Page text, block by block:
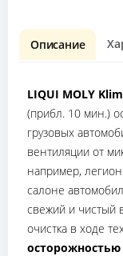
Описание
LIQUI MOLY
(прибл. 10 мин.)
грузовых
вентиляции от
например,
салоне
свежий и чистый
очистка в ходе